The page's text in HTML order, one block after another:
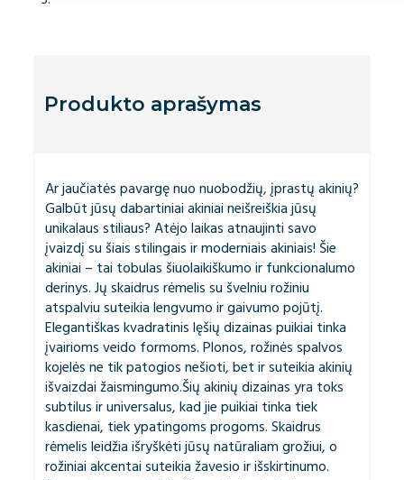
Produkto aprašymas
Ar jaučiatės pavargę nuo nuobodžių, įprastų akinių?
Galbūt jūsų dabartiniai akiniai neišreiškia jūsų
unikalaus stiliaus? Atėjo laikas atnaujinti savo
įvaizdį su šiais stilingais ir moderniais akiniais! Šie
akiniai – tai tobulas šiuolaikiškumo ir funkcionalumo
derinys. Jų skaidrus rėmelis su švelniu rožiniu
atspalviu suteikia lengvumo ir gaivumo pojūtį.
Elegantiškas kvadratinis lęšių dizainas puikiai tinka
įvairioms veido formoms. Plonos, rožinės spalvos
kojelės ne tik patogios nešioti, bet ir suteikia akinių
išvaizdai žaismingumo.Šių akinių dizainas yra toks
subtilus ir universalus, kad jie puikiai tinka tiek
kasdienai, tiek ypatingoms progoms. Skaidrus
rėmelis leidžia išryškėti jūsų natūraliam grožiui, o
rožiniai akcentai suteikia žavesio ir išskirtinumo.